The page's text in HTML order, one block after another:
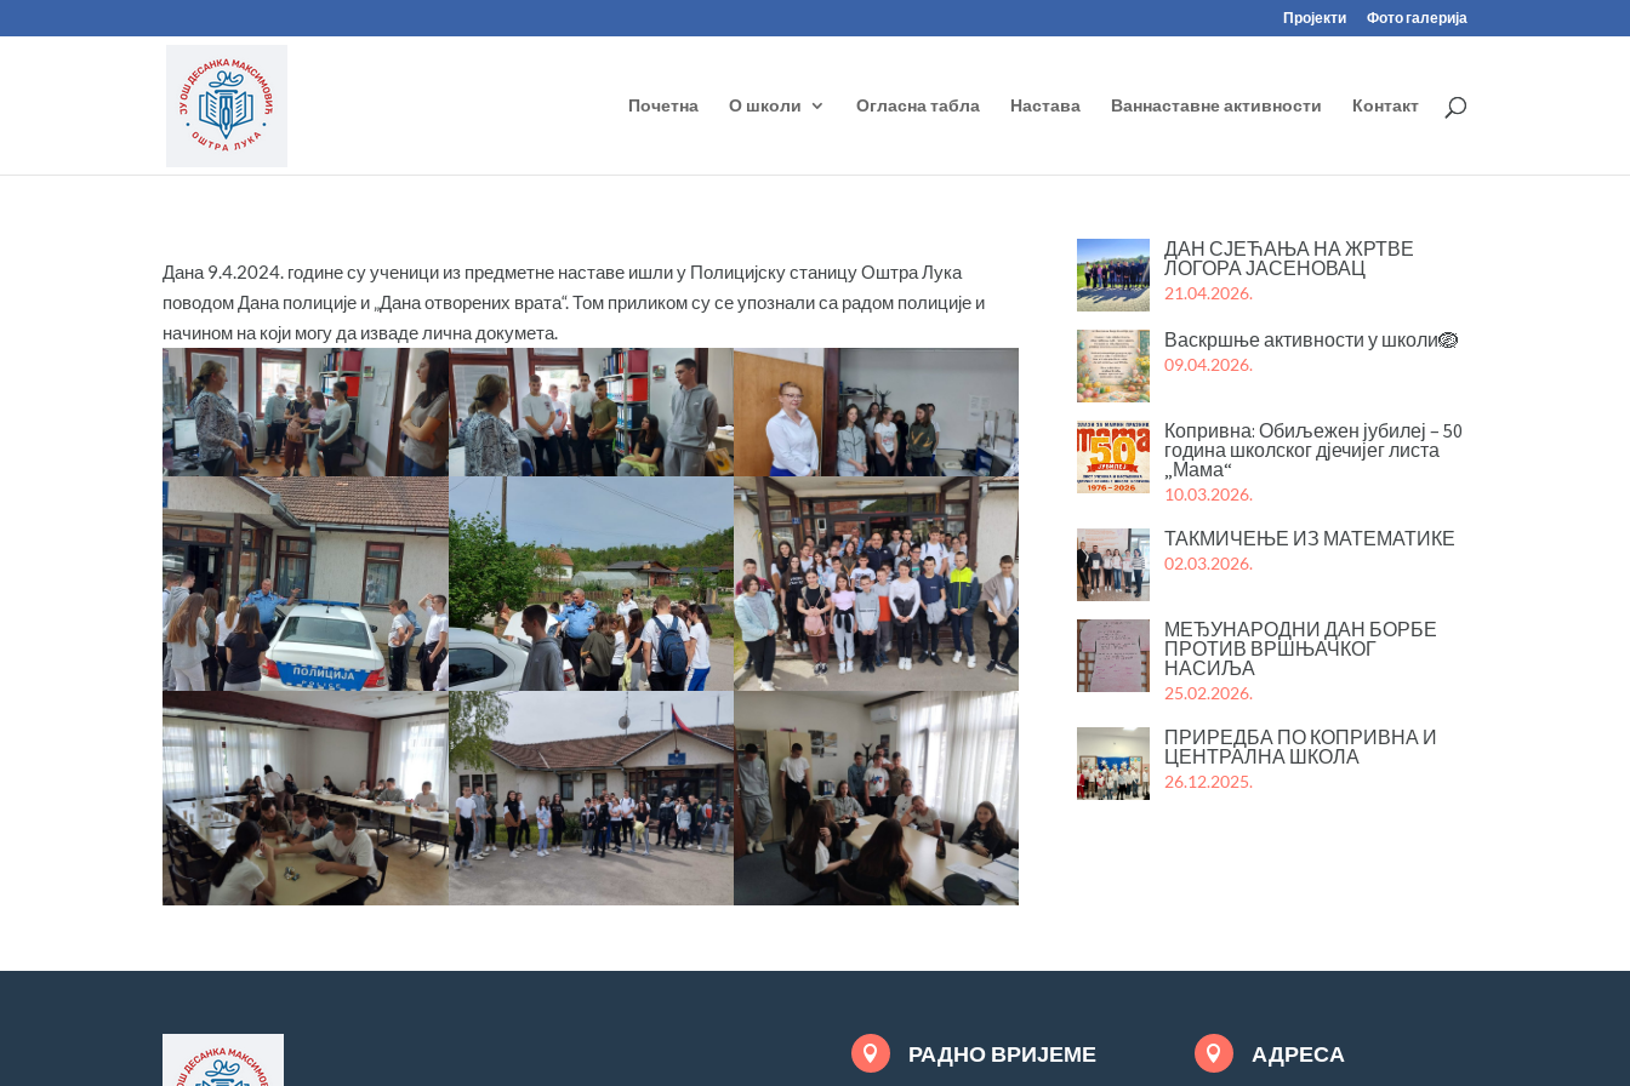
Пројекти Фото галерија
Почетна О школи Огласна табла Настава Ваннаставне активности Контакт
Дана 9.4.2024. године су ученици из предметне наставе ишли у Полицијску станицу Оштра Лука
поводом Дана полиције и „Дана отворених врата“. Том приликом су се упознали са радом полиције и
начином на који могу да изваде лична докумета.
ДАН СЈЕЋАЊА НА ЖРТВЕ
ЛОГОРА ЈАСЕНОВАЦ
21.04.2026.
Васкршње активности у школи🪺
09.04.2026.
Копривна: Обиљежен јубилеј – 50
година школског дјечијег листа
„Мама“
10.03.2026.
ТАКМИЧЕЊЕ ИЗ МАТЕМАТИКЕ
02.03.2026.
МЕЂУНАРОДНИ ДАН БОРБЕ
ПРОТИВ ВРШЊАЧКОГ
НАСИЉА
25.02.2026.
ПРИРЕДБА ПО КОПРИВНА И
ЦЕНТРАЛНА ШКОЛА
26.12.2025.
 РАДНО ВРИЈЕМЕ  АДРЕСА